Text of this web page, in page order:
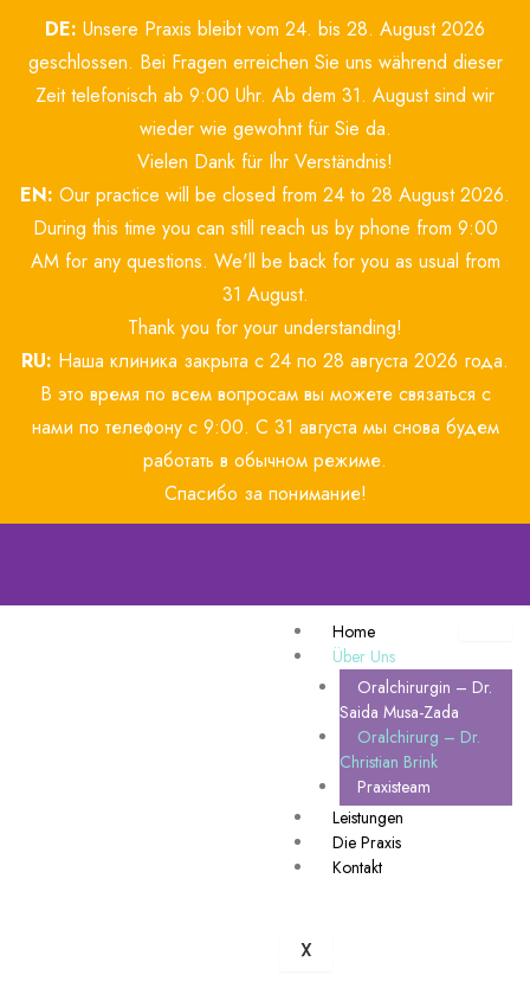
DE: Unsere Praxis bleibt vom 24. bis 28. August 2026
geschlossen. Bei Fragen erreichen Sie uns während dieser
Zeit telefonisch ab 9:00 Uhr. Ab dem 31. August sind wir
wieder wie gewohnt für Sie da.
Vielen Dank für Ihr Verständnis!
EN: Our practice will be closed from 24 to 28 August 2026.
During this time you can still reach us by phone from 9:00
AM for any questions. We'll be back for you as usual from
31 August.
Thank you for your understanding!
RU: Наша клиника закрыта с 24 по 28 августа 2026 года.
В это время по всем вопросам вы можете связаться с
нами по телефону с 9:00. С 31 августа мы снова будем
работать в обычном режиме.
Спасибо за понимание!
springen
Home
Über Uns
Oralchirurgin – Dr.
Saida Musa-Zada
Oralchirurg – Dr.
Christian Brink
Praxisteam
Leistungen
Die Praxis
Kontakt
X